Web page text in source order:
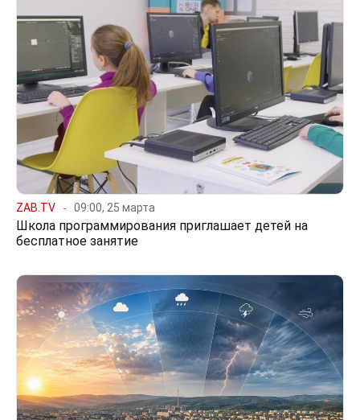
ZAB.TV 09:00, 25 марта
Школа программирования приглашает детей на
бесплатное занятие